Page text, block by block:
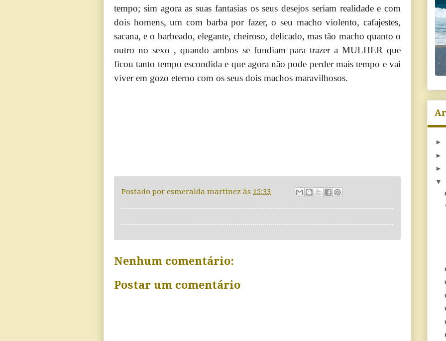
tempo; sim agora as suas fantasias os seus desejos seriam realidade e com
dois homens, um com barba por fazer, o seu macho violento, cafajestes,
sacana, e o barbeado, elegante, cheiroso, delicado, mas tão macho quanto o
outro no sexo , quando ambos se fundiam para trazer a MULHER que
ficou tanto tempo escondida e que agora não pode perder mais tempo e vai
viver em gozo eterno com os seus dois machos maravilhosos.
Postado por esmeralda martinez às 15:33
Nenhum comentário:
Postar um comentário
►
►
►
▼